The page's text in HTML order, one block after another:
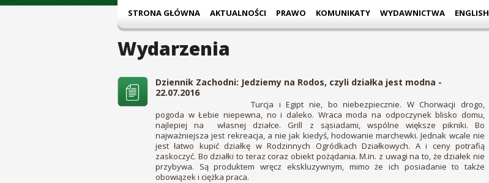
STRONA GŁÓWNA AKTUALNOŚCI PRAWO KOMUNIKATY WYDAWNICTWA ENGLISH
Wydarzenia
Dziennik Zachodni: Jedziemy na Rodos, czyli działka jest modna -
22.07.2016
Turcja i Egipt nie, bo niebezpiecznie. W Chorwacji drogo,
pogoda w Łebie niepewna, no i daleko. Wraca moda na odpoczynek blisko domu,
najlepiej na własnej działce. Grill z sąsiadami, wspólne większe pikniki. Bo
najważniejsza jest rekreacja, a nie jak kiedyś, hodowanie marchewki. Jednak wcale nie
jest łatwo kupić działkę w Rodzinnych Ogródkach Działkowych. A i ceny potrafią
zaskoczyć. Bo działki to teraz coraz obiekt pożądania. M.in. z uwagi na to, że działek nie
przybywa. Są produktem wręcz ekskluzywnym, mimo że ich posiadanie to także
obowiązek i ciężka praca.